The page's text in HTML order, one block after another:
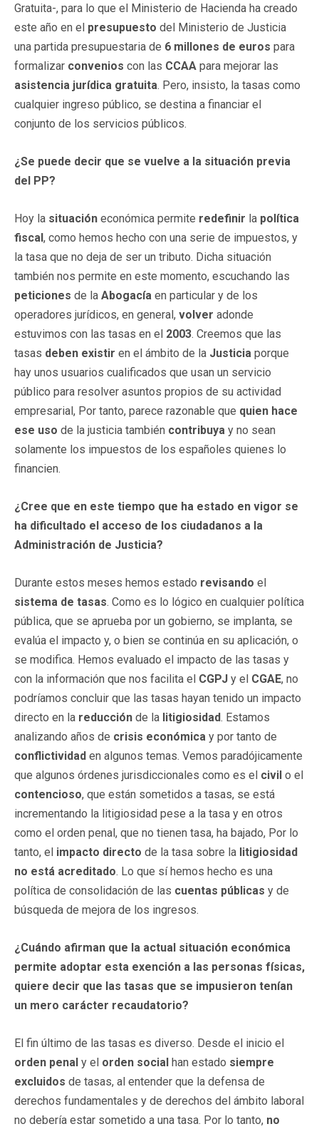
Gratuita-, para lo que el Ministerio de Hacienda ha creado
este año en el presupuesto del Ministerio de Justicia
una partida presupuestaria de 6 millones de euros para
formalizar convenios con las CCAA para mejorar las
asistencia jurídica gratuita. Pero, insisto, la tasas como
cualquier ingreso público, se destina a financiar el
conjunto de los servicios públicos.
¿Se puede decir que se vuelve a la situación previa
del PP?
Hoy la situación económica permite redefinir la política
fiscal, como hemos hecho con una serie de impuestos, y
la tasa que no deja de ser un tributo. Dicha situación
también nos permite en este momento, escuchando las
peticiones de la Abogacía en particular y de los
operadores jurídicos, en general, volver adonde
estuvimos con las tasas en el 2003. Creemos que las
tasas deben existir en el ámbito de la Justicia porque
hay unos usuarios cualificados que usan un servicio
público para resolver asuntos propios de su actividad
empresarial, Por tanto, parece razonable que quien hace
ese uso de la justicia también contribuya y no sean
solamente los impuestos de los españoles quienes lo
financien.
¿Cree que en este tiempo que ha estado en vigor se
ha dificultado el acceso de los ciudadanos a la
Administración de Justicia?
Durante estos meses hemos estado revisando el
sistema de tasas. Como es lo lógico en cualquier política
pública, que se aprueba por un gobierno, se implanta, se
evalúa el impacto y, o bien se continúa en su aplicación, o
se modifica. Hemos evaluado el impacto de las tasas y
con la información que nos facilita el CGPJ y el CGAE, no
podríamos concluir que las tasas hayan tenido un impacto
directo en la reducción de la litigiosidad. Estamos
analizando años de crisis económica y por tanto de
conflictividad en algunos temas. Vemos paradójicamente
que algunos órdenes jurisdiccionales como es el civil o el
contencioso, que están sometidos a tasas, se está
incrementando la litigiosidad pese a la tasa y en otros
como el orden penal, que no tienen tasa, ha bajado, Por lo
tanto, el impacto directo de la tasa sobre la litigiosidad
no está acreditado. Lo que sí hemos hecho es una
política de consolidación de las cuentas públicas y de
búsqueda de mejora de los ingresos.
¿Cuándo afirman que la actual situación económica
permite adoptar esta exención a las personas físicas,
quiere decir que las tasas que se impusieron tenían
un mero carácter recaudatorio?
El fin último de las tasas es diverso. Desde el inicio el
orden penal y el orden social han estado siempre
excluidos de tasas, al entender que la defensa de
derechos fundamentales y de derechos del ámbito laboral
no debería estar sometido a una tasa. Por lo tanto, no